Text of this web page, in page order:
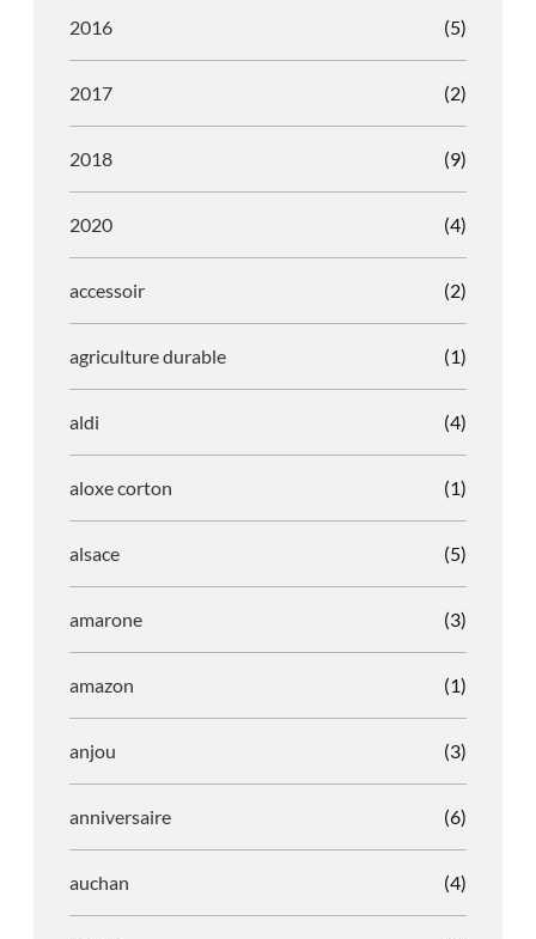
2016 (5)
2017 (2)
2018 (9)
2020 (4)
accessoir (2)
agriculture durable (1)
aldi (4)
aloxe corton (1)
alsace (5)
amarone (3)
amazon (1)
anjou (3)
anniversaire (6)
auchan (4)